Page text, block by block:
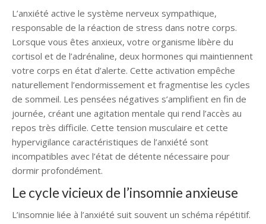
L’anxiété active le système nerveux sympathique,
responsable de la réaction de stress dans notre corps.
Lorsque vous êtes anxieux, votre organisme libère du
cortisol et de l’adrénaline, deux hormones qui maintiennent
votre corps en état d’alerte. Cette activation empêche
naturellement l’endormissement et fragmentise les cycles
de sommeil. Les pensées négatives s’amplifient en fin de
journée, créant une agitation mentale qui rend l’accès au
repos très difficile. Cette tension musculaire et cette
hypervigilance caractéristiques de l’anxiété sont
incompatibles avec l’état de détente nécessaire pour
dormir profondément.
Le cycle vicieux de l’insomnie anxieuse
L’insomnie liée à l’anxiété suit souvent un schéma répétitif.